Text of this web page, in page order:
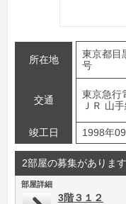
所在地
東京都目
号
交通
東京急行
ＪＲ 山
竣工日 1998年
2部屋の募集があります
部屋詳細
3階３１２